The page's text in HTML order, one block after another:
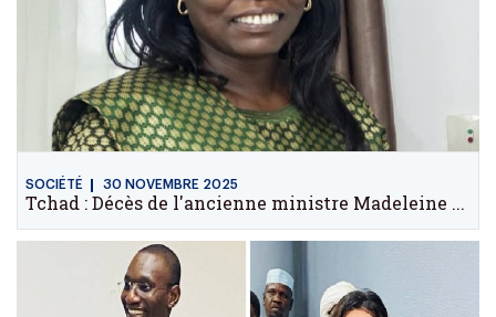
SOCIÉTÉ 30 NOVEMBRE 2025
Tchad : Décès de l'ancienne ministre Madeleine ...